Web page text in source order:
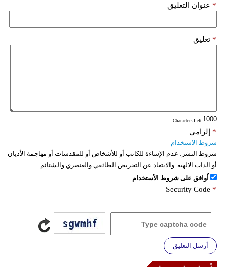
عنوان التعليق *
تعليق *
: Characters Left
إلزامي *
شروط الاستخدام
شروط النشر: عدم الإساءة للكاتب أو للأشخاص أو للمقدسات أو مهاجمة الأديان
أو الذات الالهية. والابتعاد عن التحريض الطائفي والعنصري والشتائم.
اُوافق على شروط الأستخدام
Security Code *
أرسل التعليق